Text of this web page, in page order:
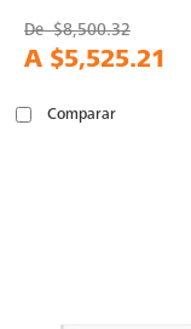
De$8,500.32
A $5,525.21
Comparar